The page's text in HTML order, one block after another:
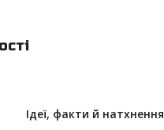
Ідеї, факти й натхнення